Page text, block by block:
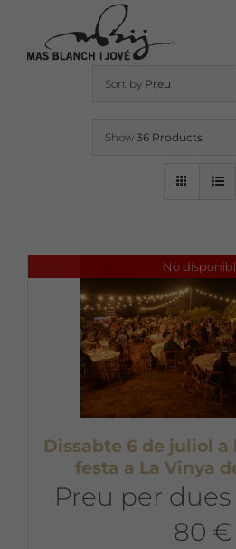
content
Sort by Preu
Show 36 Products
No
Dissabte 6 de juliol a
festa a La Vinya
Preu per
80 €